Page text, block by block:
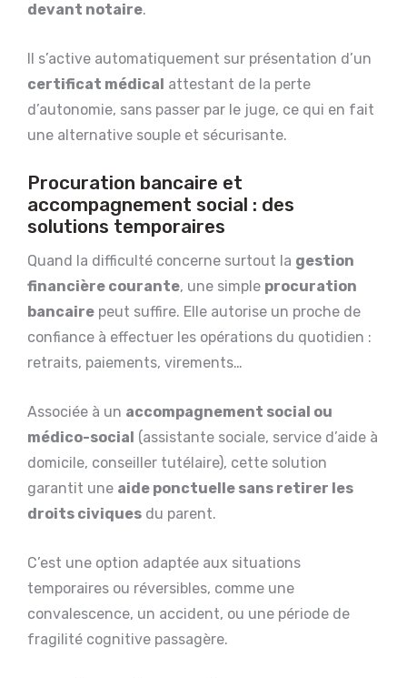
devant notaire.
Il s’active automatiquement sur présentation d’un
certificat médical attestant de la perte
d’autonomie, sans passer par le juge, ce qui en fait
une alternative souple et sécurisante.
Procuration bancaire et
accompagnement social : des
solutions temporaires
Quand la difficulté concerne surtout la gestion
financière courante, une simple procuration
bancaire peut suffire. Elle autorise un proche de
confiance à effectuer les opérations du quotidien :
retraits, paiements, virements…
Associée à un accompagnement social ou
médico-social (assistante sociale, service d’aide à
domicile, conseiller tutélaire), cette solution
garantit une aide ponctuelle sans retirer les
droits civiques du parent.
C’est une option adaptée aux situations
temporaires ou réversibles, comme une
convalescence, un accident, ou une période de
fragilité cognitive passagère.